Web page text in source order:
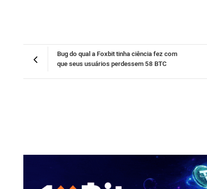
Bug do qual a Foxbit tinha ciência fez com
que seus usuários perdessem 58 BTC